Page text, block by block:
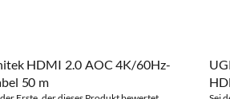
HDMI 2.0 AOC 4K/60Hz-
50 m